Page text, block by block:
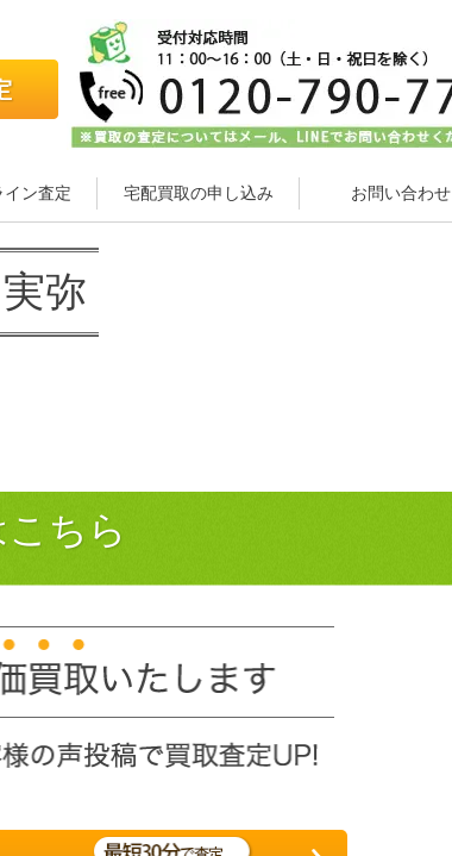
ン査定 宅配買取の申し込み お問い合わせ
弥
ちら